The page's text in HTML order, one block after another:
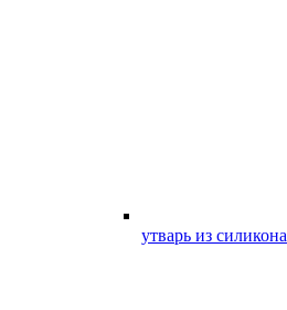
утварь из силикона